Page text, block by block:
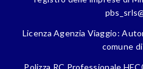
Licenza Agenzia Viaggio:
comune